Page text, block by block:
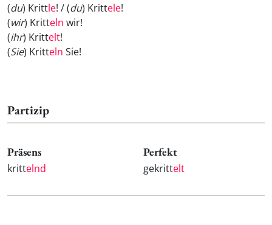
(du) Krittle! / (du) Krittele!
(wir) Kritteln wir!
(ihr) Krittelt!
(Sie) Kritteln Sie!
Partizip
Präsens
krittelnd
Perfekt
gekrittelt